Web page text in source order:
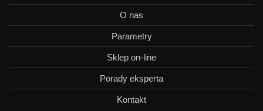
O nas
Parametry
Sklep on-line
Porady eksperta
Kontakt